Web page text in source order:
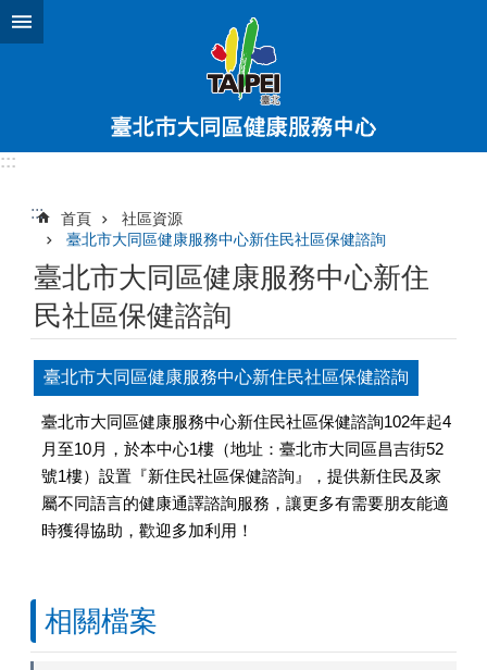
跳到主要內容區塊
:::
::: 首頁
社區資源
臺北市大同區健康服務中心新住民社區保健諮詢
臺北市大同區健康服務中心新住
民社區保健諮詢
臺北市大同區健康服務中心新住民社區保健諮詢
臺北市大同區健康服務中心新住民社區保健諮詢102年起4
月至10月，於本中心1樓（地址：臺北市大同區昌吉街52
號1樓）設置『新住民社區保健諮詢』，提供新住民及家
屬不同語言的健康通譯諮詢服務，讓更多有需要朋友能適
時獲得協助，歡迎多加利用！
相關檔案